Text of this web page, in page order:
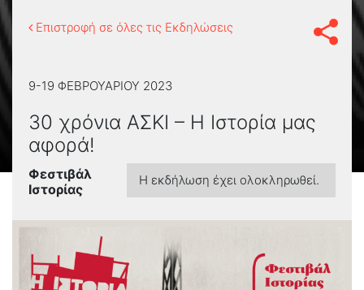
Επιστροφή σε όλες τις Εκδηλώσεις
9-19 ΦΕΒΡΟΥΑΡΊΟΥ 2023
30 χρόνια ΑΣΚΙ – Η Ιστορία μας
αφορά!
Η εκδήλωση έχει ολοκληρωθεί.
Φεστιβάλ
Ιστορίας